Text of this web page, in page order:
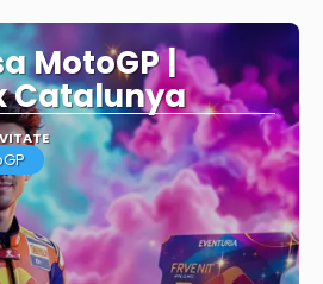
MotoGP |
Catalunya